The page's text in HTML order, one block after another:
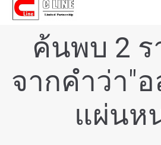
ค้นพบ 2 ร
จากคำว่า"
แผ่นห